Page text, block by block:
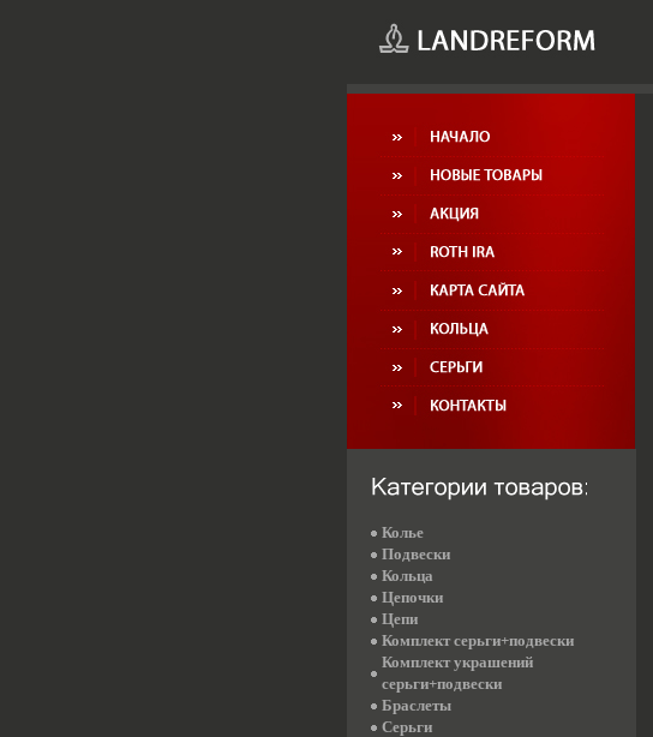
Колье
Подвески
Кольца
Цепочки
Цепи
Комплект серьги+подвески
Комплект украшений
серьги+подвески
Браслеты
Серьги